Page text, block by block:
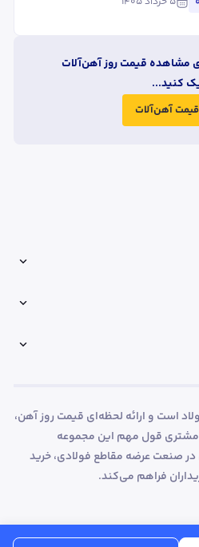
مشاهده قیمت روز آهن‌آلات
کنید...
قیمت آهن‌آلات
است و ارائه لحظه‌ای قیمت روز آهن،
قول مهم این مجموعه
صنعت عرضه مقاطع فولادی، خرید
فراهم می‌کند.